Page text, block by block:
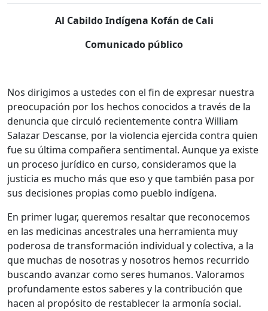
Al Cabildo Indígena Kofán de Cali
Comunicado público
Nos dirigimos a ustedes con el fin de expresar nuestra
preocupación por los hechos conocidos a través de la
denuncia que circuló recientemente contra William
Salazar Descanse, por la violencia ejercida contra quien
fue su última compañera sentimental. Aunque ya existe
un proceso jurídico en curso, consideramos que la
justicia es mucho más que eso y que también pasa por
sus decisiones propias como pueblo indígena.
En primer lugar, queremos resaltar que reconocemos
en las medicinas ancestrales una herramienta muy
poderosa de transformación individual y colectiva, a la
que muchas de nosotras y nosotros hemos recurrido
buscando avanzar como seres humanos. Valoramos
profundamente estos saberes y la contribución que
hacen al propósito de restablecer la armonía social.